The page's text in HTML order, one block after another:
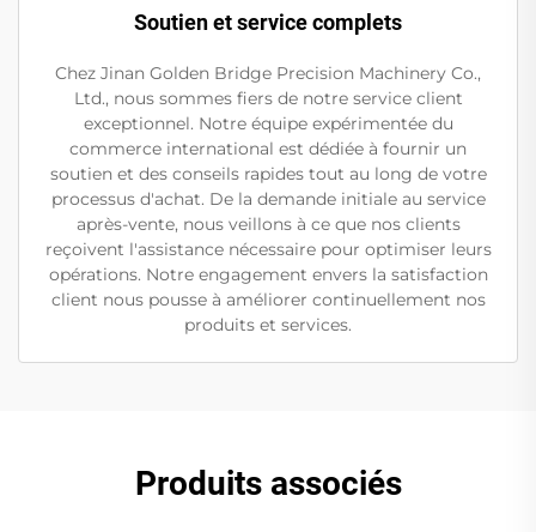
Soutien et service complets
Chez Jinan Golden Bridge Precision Machinery Co.,
Ltd., nous sommes fiers de notre service client
exceptionnel. Notre équipe expérimentée du
commerce international est dédiée à fournir un
soutien et des conseils rapides tout au long de votre
processus d'achat. De la demande initiale au service
après-vente, nous veillons à ce que nos clients
reçoivent l'assistance nécessaire pour optimiser leurs
opérations. Notre engagement envers la satisfaction
client nous pousse à améliorer continuellement nos
produits et services.
Produits associés